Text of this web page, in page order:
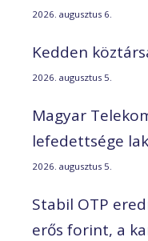
2026. augusztus 6.
Kedden
2026. augusztus 5.
Magyar
lefedettsége
2026. augusztus 5.
Stabil OTP
erős forint, a